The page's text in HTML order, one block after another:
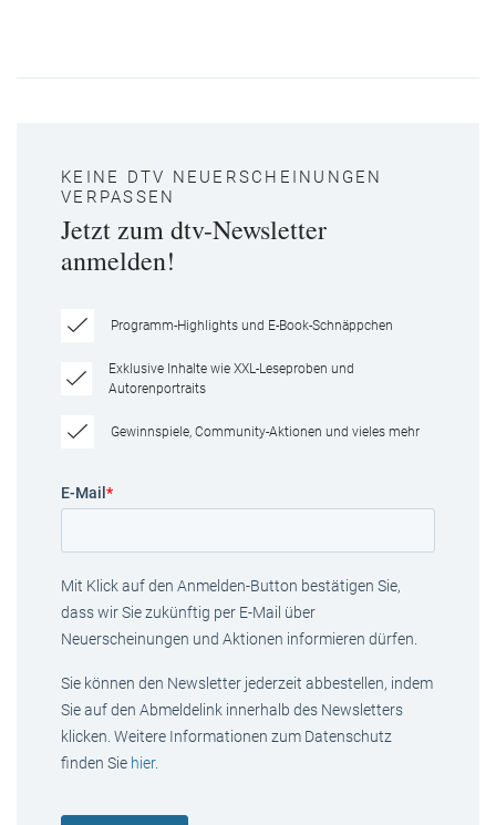
KEINE DTV NEUERSCHEINUNGEN
VERPASSEN
Jetzt zum dtv-Newsletter
anmelden!
Programm-Highlights und E-Book-Schnäppchen
Exklusive Inhalte wie XXL-Leseproben und
Autorenportraits
Gewinnspiele, Community-Aktionen und vieles mehr
E-Mail *
Mit Klick auf den Anmelden-Button bestätigen Sie,
dass wir Sie zukünftig per E-Mail über
Neuerscheinungen und Aktionen informieren dürfen.
Sie können den Newsletter jederzeit abbestellen, indem
Sie auf den Abmeldelink innerhalb des Newsletters
klicken. Weitere Informationen zum Datenschutz
finden Sie hier.